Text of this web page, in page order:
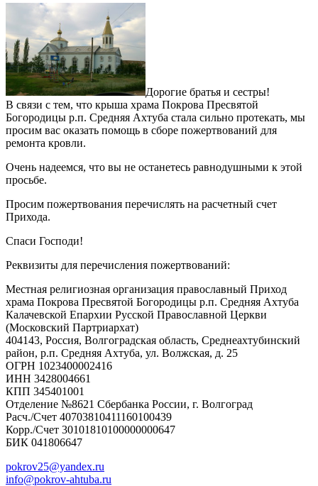
Дорогие братья и сестры!
В связи с тем, что крыша храма Покрова Пресвятой
Богородицы р.п. Средняя Ахтуба стала сильно протекать, мы
просим вас оказать помощь в сборе пожертвований для
ремонта кровли.
Очень надеемся, что вы не останетесь равнодушными к этой
просьбе.
Просим пожертвования перечислять на расчетный счет
Прихода.
Спаси Господи!
Реквизиты для перечисления пожертвований:
Местная религиозная организация православный Приход
храма Покрова Пресвятой Богородицы р.п. Средняя Ахтуба
Калачевской Епархии Русской Православной Церкви
(Московский Партриархат)
404143, Россия, Волгоградская область, Среднеахтубинский
район, р.п. Средняя Ахтуба, ул. Волжская, д. 25
ОГРН 1023400002416
ИНН 3428004661
КПП 345401001
Отделение №8621 Сбербанка России, г. Волгоград
Расч./Счет 40703810411160100439
Корр./Счет 30101810100000000647
БИК 041806647
pokrov25@yandex.ru
info@pokrov-ahtuba.ru